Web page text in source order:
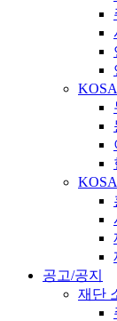
공고/공지
재단